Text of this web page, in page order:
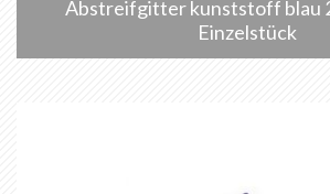
Abstreifgitter kunststoff blau
Einzelstück